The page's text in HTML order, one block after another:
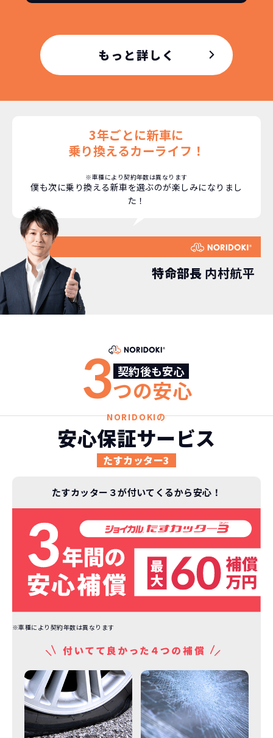
どこよりも安く ご契約いただけます！
NORIDOKIは高残価設定を実現！
頭金不要で超低価格！
憧れのクルマが手軽に乗れ
高残価設定を実現！
低価格が可能に！
ジョイカルジャパンが今まで培ってきた
日本全国・世界中の流通ネットワークと
ノウハウを集約することでこの「超高残
価設定」を実現しました。
また特定の車両に絞ることによりこの価
格設定が可能となりました。
お車を返却いただく
必要があるため
短期間だから安心！
NORIDOKIなら短期リースでも安いんです！常
に新車なので故障の心配がありませんし、急なラ
イフスタイルの変化にも対応が可能です。
故障リスクが非常に低い
3年以内の契約なので、故障リスクが非常
に少なくなります。例え故障してもメーカ
ー保証があるから安心です。
契約リスクが少ない
できます。急な引っ越し、転勤、家族が増
えるなど。その時その時の状況に合わせ
た車を選べるっていいとおもいません
か？
月々定額料金で安心
NORIDOKIなら頭金・ボーナス払い・諸経費・税
金など一切不要！
月々「定額料金」をお支払い
いただくだけでご利用いただけます。
新車購入時の税金や
諸費用などが不要
車を購入する場合、購入時に｢登録時諸費
ります。
これらの費用がコミコミの料金です。
継続的にかかる費用が
コミコミ
維持にかかる、毎年の｢自動車税｣はコミ
コミ。3年契約なので通常車検時にかかる
｢自動車重量税｣、｢自賠責保険料｣「整備
料」などが不要となります。
もっと詳しく
3年ごとに新車に
乗り換えるカーライフ！
※車種により契約年数は異なります
僕も次に乗り換える新車を選ぶのが楽しみになりまし
た！
特命部長 内村航平
契約後も安心
3つの安心
NORIDOKIの
安心保証サービス
たすカッター3
たすカッター３が付いてくるから安心！
※車種により契約年数は異なります